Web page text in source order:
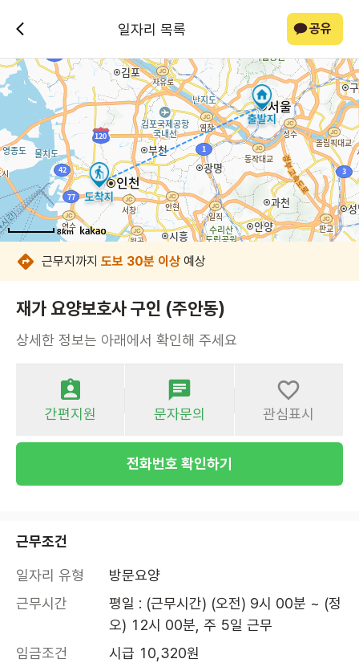
일자리 목록 공유
8km
8km
8km
8km
8km
8km
8km
8km
근무지까지 도보 30분 이상 예상
재가 요양보호사 구인 (주안동)
상세한 정보는 아래에서 확인해 주세요
간편지원 문자문의 관심표시
전화번호 확인하기
근무조건
일자리 유형
방문요양
근무시간
평일 : (근무시간) (오전) 9시 00분 ~ (정
오) 12시 00분, 주 5일 근무
임금조건
시급 10,320원